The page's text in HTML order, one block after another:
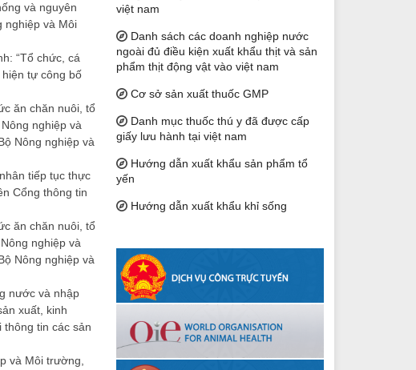
và nguyên
nghiệp và Môi
“Tổ chức, cá
tự công bố
ăn chăn nuôi, tổ
nghiệp và
Nông nghiệp và
tiếp tục thực
Cổng thông tin
ăn chăn nuôi, tổ
nghiệp và
Nông nghiệp và
nước và nhập
xuất, kinh
tin các sản
và Môi trường,
việt nam
Danh sách các doanh nghiệp nước
ngoài đủ điều kiện xuất khẩu thịt và sản
phẩm thịt động vật vào việt nam
Cơ sở sản xuất thuốc GMP
Danh mục thuốc thú y đã được cấp
giấy lưu hành tại việt nam
Hướng dẫn xuất khẩu sản phẩm tổ
yến
Hướng dẫn xuất khẩu khỉ sống